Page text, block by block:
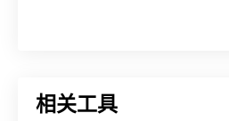
相关工具